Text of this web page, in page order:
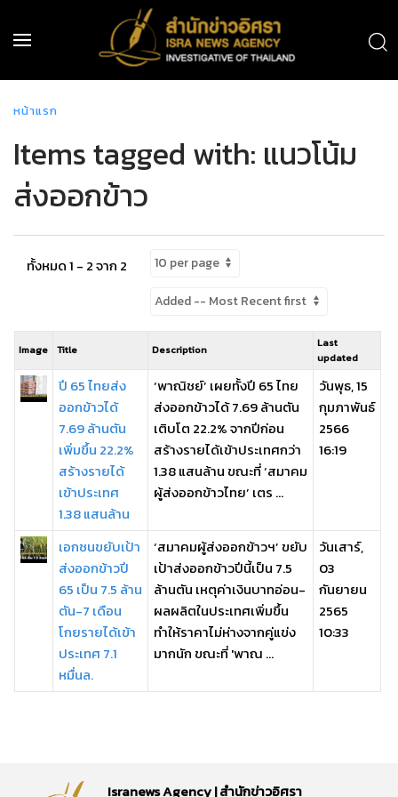
หน้าแรก
Items tagged with: แนวโน้ม
ส่งออกข้าว
ทั้งหมด 1 - 2 จาก 2
Image Title Description
Last
updated
ปี 65 ไทยส่ง
ออกข้าวได้
7.69 ล้านตัน
เพิ่มขึ้น 22.2%
สร้างรายได้
เข้าประเทศ
1.38 แสนล้าน
‘พาณิชย์’ เผยทั้งปี 65 ไทย
ส่งออกข้าวได้ 7.69 ล้านตัน
เติบโต 22.2% จากปีก่อน
สร้างรายได้เข้าประเทศกว่า
1.38 แสนล้าน ขณะที่ ‘สมาคม
ผู้ส่งออกข้าวไทย’ เตร ...
วันพุธ, 15
กุมภาพันธ์
2566
16:19
เอกชนขยับเป้า
ส่งออกข้าวปี
65 เป็น 7.5 ล้าน
ตัน-7 เดือน
โกยรายได้เข้า
ประเทศ 7.1
หมื่นล.
‘สมาคมผู้ส่งออกข้าวฯ’ ขยับ
เป้าส่งออกข้าวปีนี้เป็น 7.5
ล้านตัน เหตุค่าเงินบาทอ่อน-
ผลผลิตในประเทศเพิ่มขึ้น
ทำให้ราคาไม่ห่างจากคู่แข่ง
มากนัก ขณะที่ 'พาณ ...
วันเสาร์,
03
กันยายน
2565
10:33
Isranews Agency | สำนักข่าวอิศรา